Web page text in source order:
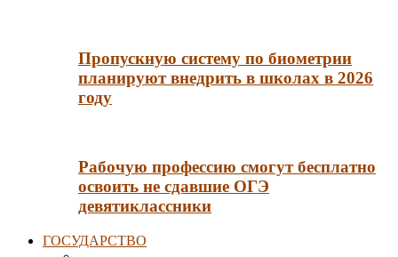
Пропускную систему по биометрии
планируют внедрить в школах в 2026
году
Рабочую профессию смогут бесплатно
освоить не сдавшие ОГЭ
девятиклассники
ГОСУДАРСТВО